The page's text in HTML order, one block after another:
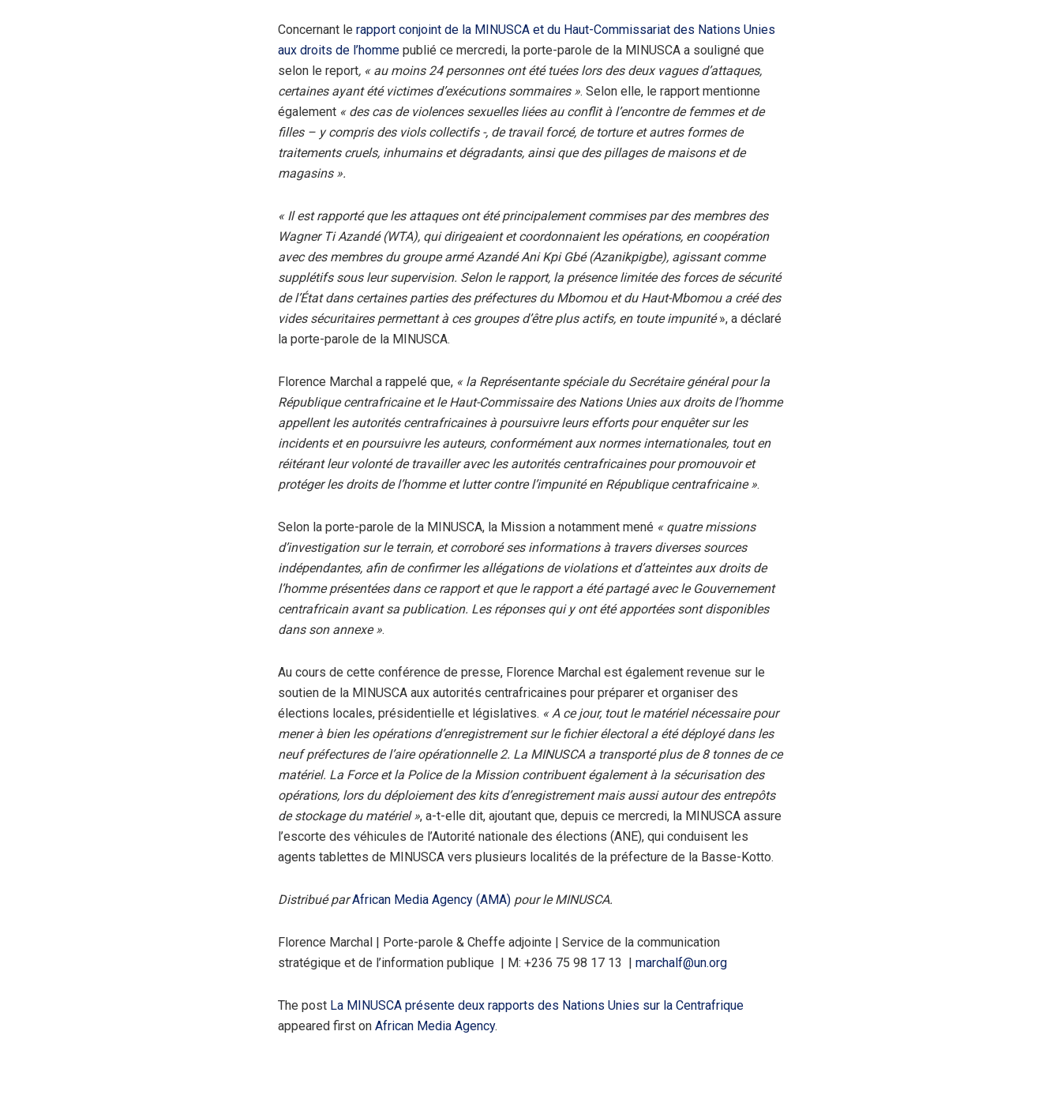
Concernant le rapport conjoint de la MINUSCA et du Haut-Commissariat des Nations Unies
aux droits de l’homme publié ce mercredi, la porte-parole de la MINUSCA a souligné que
selon le report, « au moins 24 personnes ont été tuées lors des deux vagues d’attaques,
certaines ayant été victimes d’exécutions sommaires ». Selon elle, le rapport mentionne
également « des cas de violences sexuelles liées au conflit à l’encontre de femmes et de
filles – y compris des viols collectifs -, de travail forcé, de torture et autres formes de
traitements cruels, inhumains et dégradants, ainsi que des pillages de maisons et de
magasins ».
« Il est rapporté que les attaques ont été principalement commises par des membres des
Wagner Ti Azandé (WTA), qui dirigeaient et coordonnaient les opérations, en coopération
avec des membres du groupe armé Azandé Ani Kpi Gbé (Azanikpigbe), agissant comme
supplétifs sous leur supervision. Selon le rapport, la présence limitée des forces de sécurité
de l’État dans certaines parties des préfectures du Mbomou et du Haut-Mbomou a créé des
vides sécuritaires permettant à ces groupes d’être plus actifs, en toute impunité», a déclaré
la porte-parole de la MINUSCA.
Florence Marchal a rappelé que, « la Représentante spéciale du Secrétaire général pour la
République centrafricaine et le Haut-Commissaire des Nations Unies aux droits de l’homme
appellent les autorités centrafricaines à poursuivre leurs efforts pour enquêter sur les
incidents et en poursuivre les auteurs, conformément aux normes internationales, tout en
réitérant leur volonté de travailler avec les autorités centrafricaines pour promouvoir et
protéger les droits de l’homme et lutter contre l’impunité en République centrafricaine ».
Selon la porte-parole de la MINUSCA, la Mission a notamment mené « quatre missions
d’investigation sur le terrain, et corroboré ses informations à travers diverses sources
indépendantes, afin de confirmer les allégations de violations et d’atteintes aux droits de
l’homme présentées dans ce rapport et que le rapport a été partagé avec le Gouvernement
centrafricain avant sa publication. Les réponses qui y ont été apportées sont disponibles
dans son annexe ».
Au cours de cette conférence de presse, Florence Marchal est également revenue sur le
soutien de la MINUSCA aux autorités centrafricaines pour préparer et organiser des
élections locales, présidentielle et législatives. « A ce jour, tout le matériel nécessaire pour
mener à bien les opérations d’enregistrement sur le fichier électoral a été déployé dans les
neuf préfectures de l’aire opérationnelle 2. La MINUSCA a transporté plus de 8 tonnes de ce
matériel. La Force et la Police de la Mission contribuent également à la sécurisation des
opérations, lors du déploiement des kits d’enregistrement mais aussi autour des entrepôts
de stockage du matériel », a-t-elle dit, ajoutant que, depuis ce mercredi, la MINUSCA assure
l’escorte des véhicules de l’Autorité nationale des élections (ANE), qui conduisent les
agents tablettes de MINUSCA vers plusieurs localités de la préfecture de la Basse-Kotto.
Distribué parAfrican Media Agency (AMA) pour le MINUSCA.
Florence Marchal | Porte-parole & Cheffe adjointe | Service de la communication
stratégique et de l’information publique | M: +236 75 98 17 13 | marchalf@un.org
The post La MINUSCA présente deux rapports des Nations Unies sur la Centrafrique
appeared first on African Media Agency.